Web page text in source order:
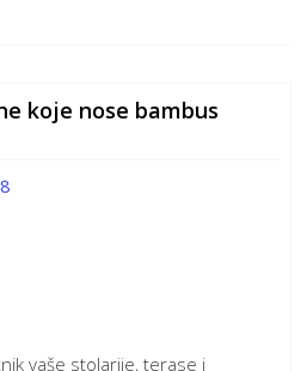
koje nose bambus
vaše stolarije, terase i